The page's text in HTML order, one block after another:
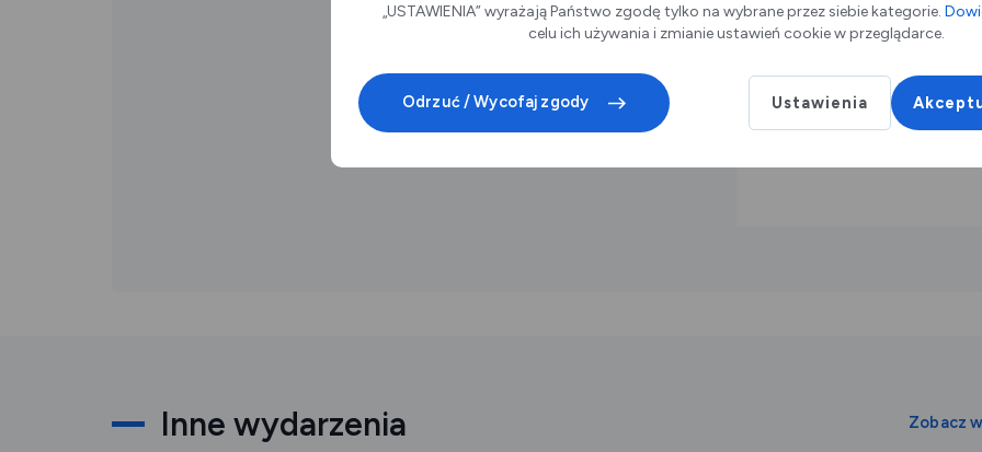
M. Curie-
od 06.06.2026
Inne wydarzenia Zobacz
„USTAWIENIA” wyrażają Państwo zgodę tylko na wybrane przez siebie kategorie.
celu ich używania i zmianie ustawień cookie w przeglądarce.
Odrzuć / Wycofaj zgody Ustawienia